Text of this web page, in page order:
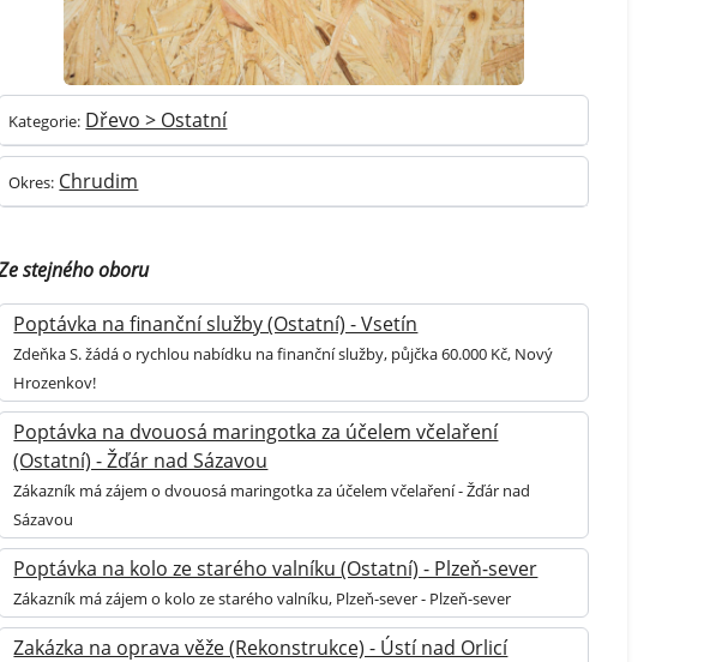
Kategorie: Dřevo > Ostatní
Okres: Chrudim
stejného oboru
Poptávka na finanční služby (Ostatní) - Vsetín
Zdeňka S. žádá o rychlou nabídku na finanční služby, půjčka 60.000 Kč, Nový
Hrozenkov!
Poptávka na dvouosá maringotka za účelem včelaření
(Ostatní) - Žďár nad Sázavou
Zákazník má zájem o dvouosá maringotka za účelem včelaření - Žďár nad
Sázavou
Poptávka na kolo ze starého valníku (Ostatní) - Plzeň-sever
Zákazník má zájem o kolo ze starého valníku, Plzeň-sever - Plzeň-sever
Zakázka na oprava věže (Rekonstrukce) - Ústí nad Orlicí